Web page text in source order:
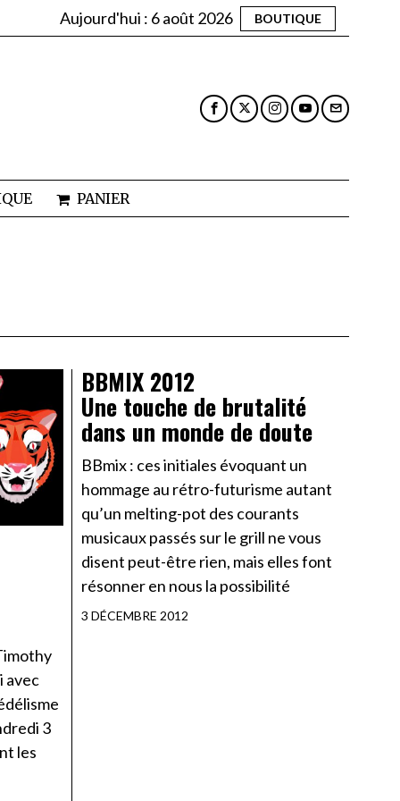
Aujourd'hui : 6 août 2026 BOUTIQUE
PANIER
avec
3
les
BBMIX 2012
Une touche de brutalité
dans un monde de doute
BBmix : ces initiales évoquant un
hommage au rétro-futurisme autant
qu’un melting-pot des courants
musicaux passés sur le grill ne vous
disent peut-être rien, mais elles font
résonner en nous la possibilité
3 DÉCEMBRE 2012